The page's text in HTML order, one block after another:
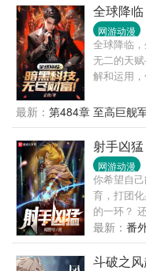
全球降
网游动漫
全球降临
无二的天
解和运用
最新： 第484章 至高巨舰
射手凶猛
网游动漫
你希望自
育，打团
的一环？
怕一丝操
才做选择
结精品《
最新： 番
斗破之